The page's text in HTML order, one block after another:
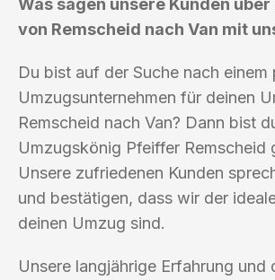
Was sagen unsere Kunden
von Remscheid nach Van mit
Du bist auf der Suche nach einem
Umzugsunternehmen für deinen
Remscheid nach Van? Dann bist
Umzugskönig Pfeiffer Remscheid
Unsere zufriedenen Kunden
und bestätigen, dass wir der
deinen Umzug sind.
Unsere langjährige Erfahrung und